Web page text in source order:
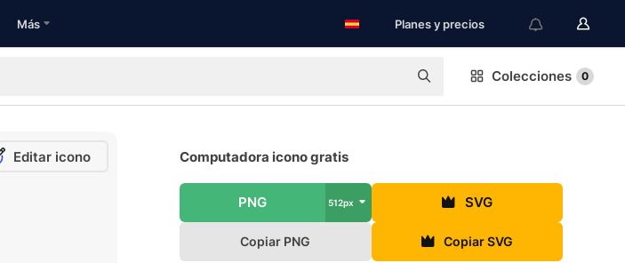
Más Planes y precios
Colecciones 0
Editar icono Computadora icono gratis
PNG 512px SVG
Copiar PNG Copiar SVG